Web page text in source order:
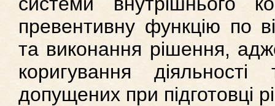
превентивну функцію по
та виконання рішення,
коригування
допущених при підготовці